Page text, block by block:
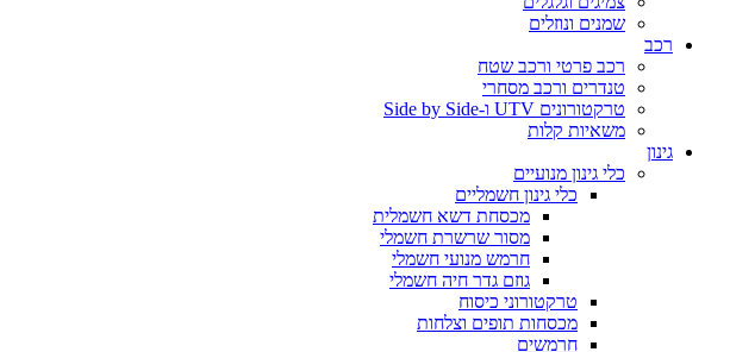
שמנים ונוזלים
רכב
רכב פרטי ורכב שטח
טנדרים ורכב מסחרי
טרקטורונים UTV ו-Side by Side
משאיות קלות
גינון
כלי גינון מנועיים
כלי גינון חשמליים
מכסחת דשא חשמלית
מסור שרשרת חשמלי
חרמש מנועי חשמלי
גוזם גדר חיה חשמלי
טרקטורוני כיסוח
מכסחות תופים וצלחות
חרמשים